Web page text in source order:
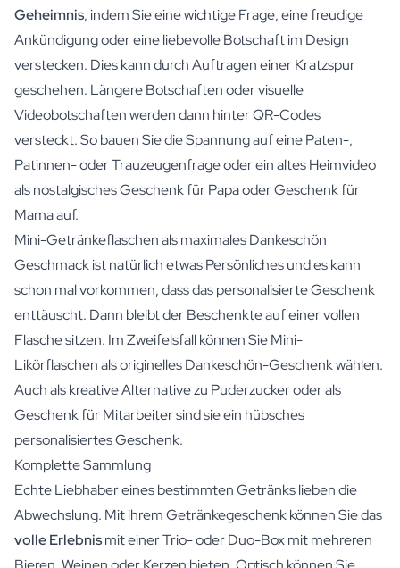
Geheimnis, indem Sie eine wichtige Frage, eine freudige
Ankündigung oder eine liebevolle Botschaft im Design
verstecken. Dies kann durch Auftragen einer Kratzspur
geschehen. Längere Botschaften oder visuelle
Videobotschaften werden dann hinter QR-Codes
versteckt. So bauen Sie die Spannung auf eine Paten-,
Patinnen- oder Trauzeugenfrage oder ein altes Heimvideo
als nostalgisches Geschenk für Papa oder Geschenk für
Mama auf.
Mini-Getränkeflaschen als maximales Dankeschön
Geschmack ist natürlich etwas Persönliches und es kann
schon mal vorkommen, dass das personalisierte Geschenk
enttäuscht. Dann bleibt der Beschenkte auf einer vollen
Flasche sitzen. Im Zweifelsfall können Sie Mini-
Likörflaschen als originelles Dankeschön-Geschenk wählen.
Auch als kreative Alternative zu Puderzucker oder als
Geschenk für Mitarbeiter sind sie ein hübsches
personalisiertes Geschenk.
Komplette Sammlung
Echte Liebhaber eines bestimmten Getränks lieben die
Abwechslung. Mit ihrem Getränkegeschenk können Sie das
volle Erlebnismit einer Trio- oder Duo-Box mit mehreren